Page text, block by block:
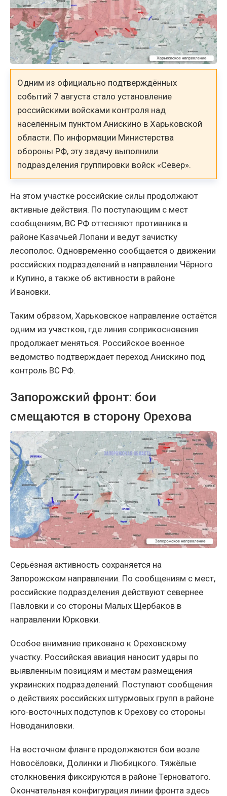
Одним из официально подтверждённых
событий 7 августа стало установление
российскими войсками контроля над
населённым пунктом Анискино в Харьковской
области. По информации Министерства
обороны РФ, эту задачу выполнили
подразделения группировки войск «Север».
На этом участке российские силы продолжают
активные действия. По поступающим с мест
сообщениям, ВС РФ оттесняют противника в
районе Казачьей Лопани и ведут зачистку
лесополос. Одновременно сообщается о движении
российских подразделений в направлении Чёрного
и Купино, а также об активности в районе
Ивановки.
Таким образом, Харьковское направление остаётся
одним из участков, где линия соприкосновения
продолжает меняться. Российское военное
ведомство подтверждает переход Анискино под
контроль ВС РФ.
Запорожский фронт: бои
смещаются в сторону Орехова
Серьёзная активность сохраняется на
Запорожском направлении. По сообщениям с мест,
российские подразделения действуют севернее
Павловки и со стороны Малых Щербаков в
направлении Юрковки.
Особое внимание приковано к Ореховскому
участку. Российская авиация наносит удары по
выявленным позициям и местам размещения
украинских подразделений. Поступают сообщения
о действиях российских штурмовых групп в районе
юго-восточных подступов к Орехову со стороны
Новоданиловки.
На восточном фланге продолжаются бои возле
Новосёловки, Долинки и Любицкого. Тяжёлые
столкновения фиксируются в районе Терноватого.
Окончательная конфигурация линии фронта здесь